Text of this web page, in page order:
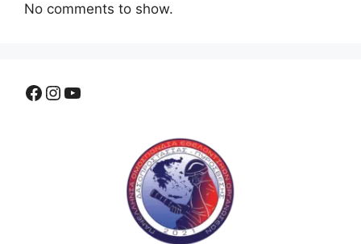
No comments to show.